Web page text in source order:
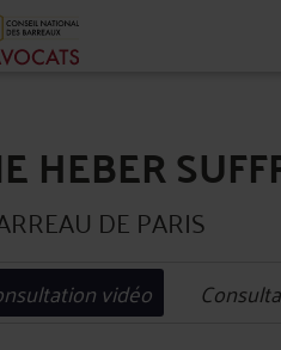
HEBER
DE PARIS
vidéo